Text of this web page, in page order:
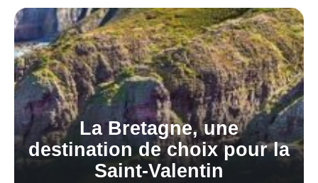
La Bretagne, une
destination de choix pour la
Saint-Valentin